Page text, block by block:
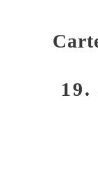
19.